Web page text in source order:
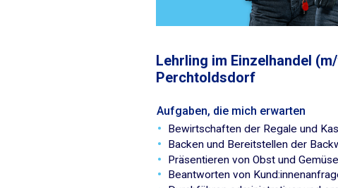
Lehrling im Einzelhandel
Perchtoldsdorf
Aufgaben, die mich erwarten
Bewirtschaften der Regale und
Backen und Bereitstellen der
Präsentieren von Obst und
Beantworten von